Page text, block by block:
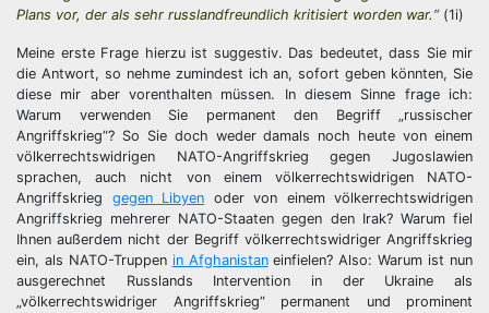
Plans vor, der als sehr russlandfreundlich kritisiert worden war.“(1i)
Meine erste Frage hierzu ist suggestiv. Das bedeutet, dass Sie mir
die Antwort, so nehme zumindest ich an, sofort geben könnten, Sie
diese mir aber vorenthalten müssen. In diesem Sinne frage ich:
Warum verwenden Sie permanent den Begriff „russischer
Angriffskrieg“? So Sie doch weder damals noch heute von einem
völkerrechtswidrigen NATO-Angriffskrieg gegen Jugoslawien
sprachen, auch nicht von einem völkerrechtswidrigen NATO-
Angriffskrieg gegen Libyen oder von einem völkerrechtswidrigen
Angriffskrieg mehrerer NATO-Staaten gegen den Irak? Warum fiel
Ihnen außerdem nicht der Begriff völkerrechtswidriger Angriffskrieg
ein, als NATO-Truppen in Afghanistaneinfielen? Also: Warum ist nun
ausgerechnet Russlands Intervention in der Ukraine als
„völkerrechtswidriger Angriffskrieg“ permanent und prominent